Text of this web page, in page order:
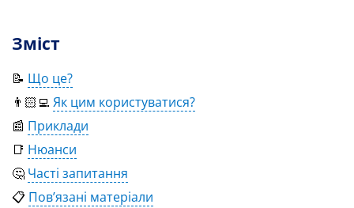
Зміст
📝 Що це?
👨🏻‍💻 Як цим користуватися?
📰 Приклади
📑 Нюанси
🤔 Часті запитання
📋 Пов’язані матеріали